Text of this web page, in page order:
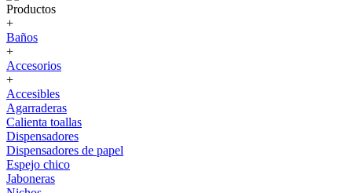
Productos
+
Baños
+
Accesorios
+
Accesibles
Agarraderas
Calienta toallas
Dispensadores
Dispensadores de papel
Espejo chico
Jaboneras